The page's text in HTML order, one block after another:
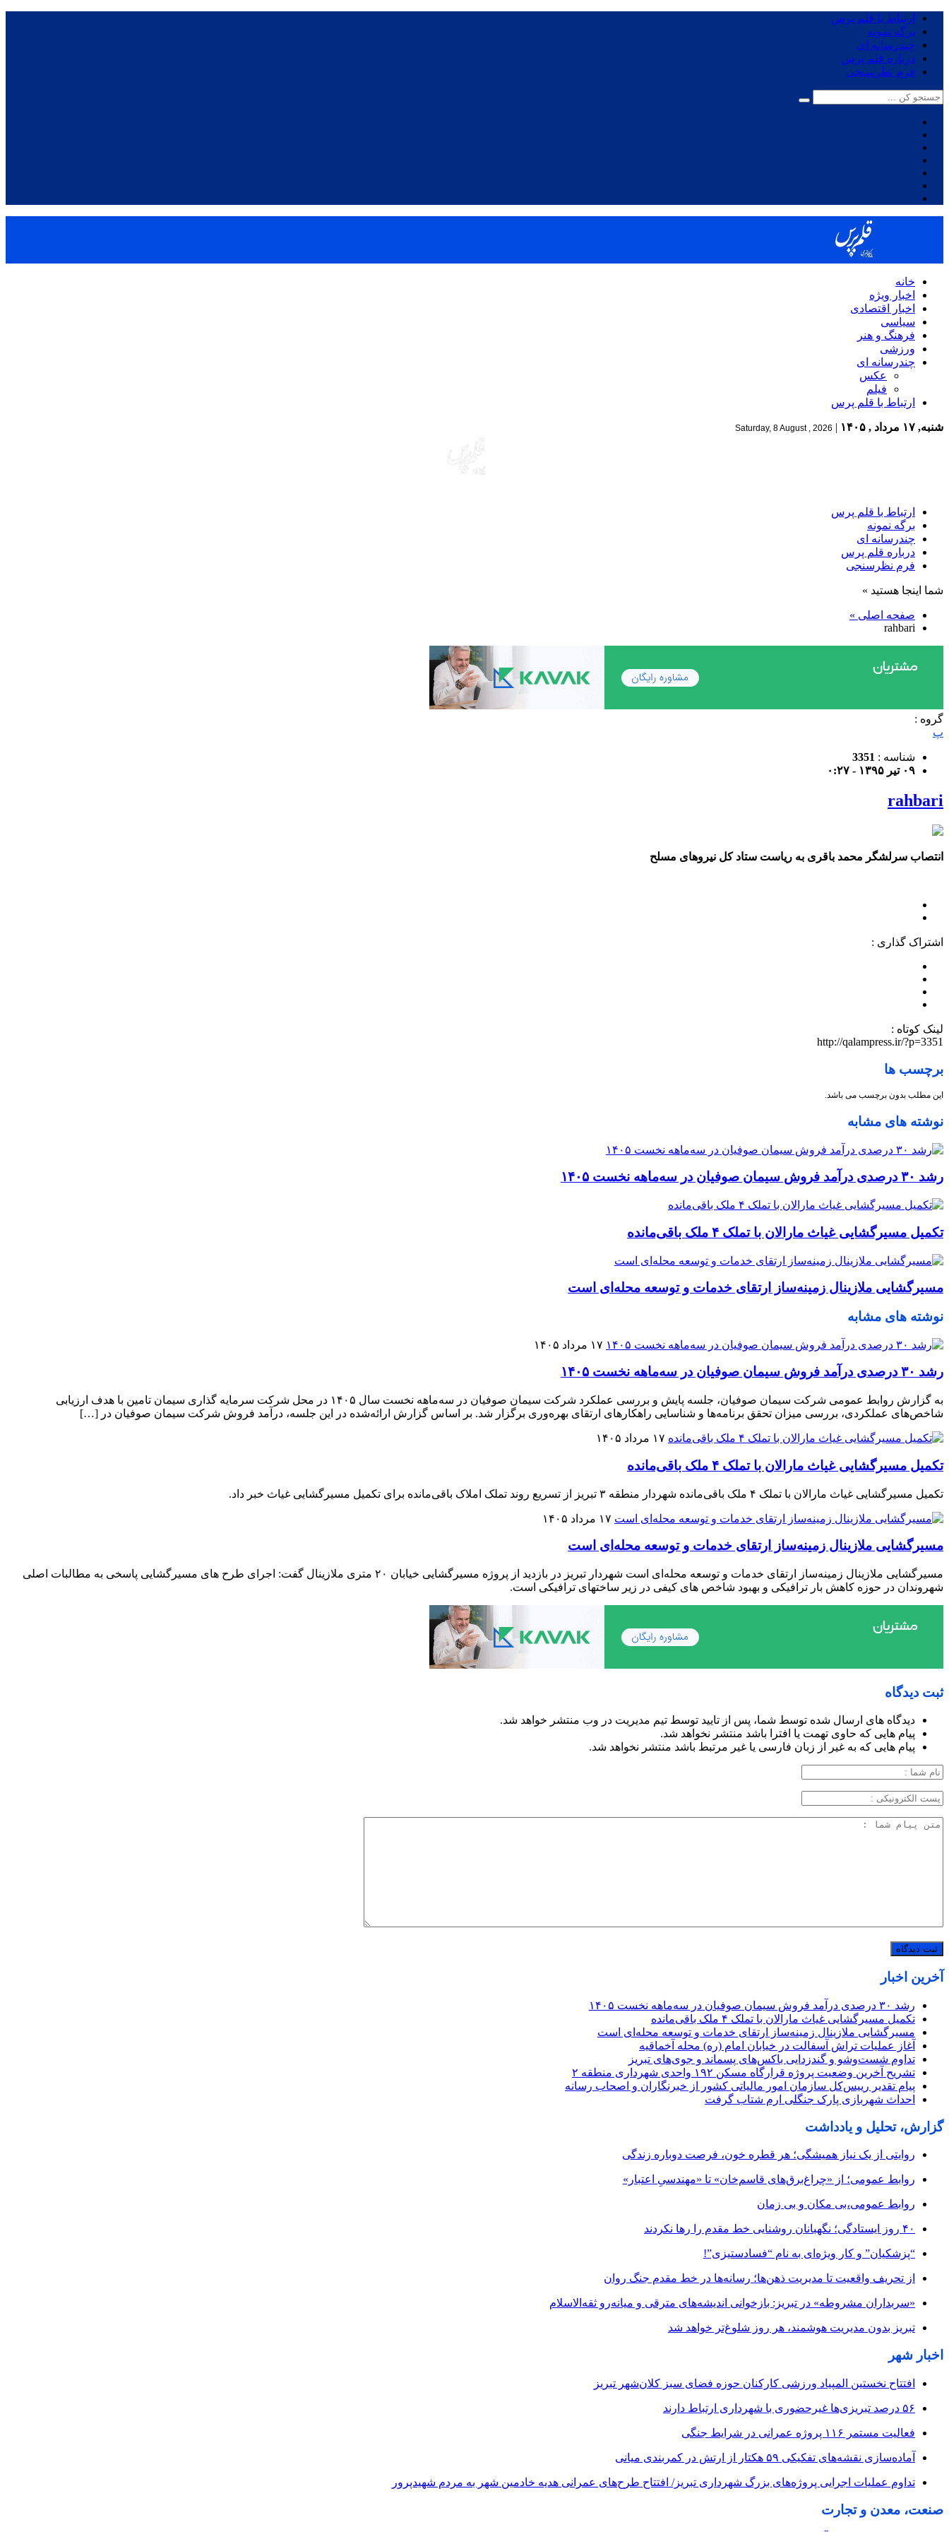
ارتباط با قلم پرس
برگه نمونه
چندرسانه ای
درباره قلم پرس
فرم نظرسنجی
خانه
اخبار ویژه
اخبار اقتصادی
سیاسی
فرهنگ و هنر
ورزشی
چندرسانه ای
عکس
فیلم
ارتباط با قلم پرس
شنبه, ۱۷ مرداد , ۱۴۰۵ |
Saturday, 8 August , 2026
ارتباط با قلم پرس
برگه نمونه
چندرسانه ای
درباره قلم پرس
فرم نظرسنجی
شما اینجا هستید »
صفحه اصلی »
rahbari
گروه :
پ
شناسه : 3351
۰۹ تیر ۱۳۹۵ - ۰:۲۷
rahbari
انتصاب سرلشگر محمد باقری به ریاست ستاد کل نیروهای مسلح
اشتراک گذاری :
لینک کوتاه :
http://qalampress.ir/?p=3351
برچسب ها
این مطلب بدون برچسب می باشد.
نوشته های مشابه
رشد ۳۰ درصدی درآمد فروش سیمان صوفیان در سه‌ماهه نخست ۱۴۰۵
تکمیل مسیرگشایی غیاث مارالان با تملک ۴ ملک باقی‌مانده
مسیرگشایی ملازینال زمینه‌ساز ارتقای خدمات و توسعه محله‌ای است
نوشته های مشابه
۱۷ مرداد ۱۴۰۵
رشد ۳۰ درصدی درآمد فروش سیمان صوفیان در سه‌ماهه نخست ۱۴۰۵
به گزارش روابط عمومی شرکت سیمان صوفیان، جلسه پایش و بررسی عملکرد شرکت سیمان صوفیان در سه‌ماهه نخست سال ۱۴۰۵ در محل شرکت سرمایه گذاری سیمان تامین با هدف ارزیابی
شاخص‌های عملکردی، بررسی میزان تحقق برنامه‌ها و شناسایی راهکارهای ارتقای بهره‌وری برگزار شد. بر اساس گزارش ارائه‌شده در این جلسه، درآمد فروش شرکت سیمان صوفیان در […]
۱۷ مرداد ۱۴۰۵
تکمیل مسیرگشایی غیاث مارالان با تملک ۴ ملک باقی‌مانده
تکمیل مسیرگشایی غیاث مارالان با تملک ۴ ملک باقی‌مانده شهردار منطقه ۳ تبریز از تسریع روند تملک املاک باقی‌مانده برای تکمیل مسیرگشایی غیاث خبر داد.
۱۷ مرداد ۱۴۰۵
مسیرگشایی ملازینال زمینه‌ساز ارتقای خدمات و توسعه محله‌ای است
مسیرگشایی ملازینال زمینه‌ساز ارتقای خدمات و توسعه محله‌ای است شهردار تبریز در بازدید از پروژه مسیرگشایی خیابان ۲۰ متری ملازینال گفت: اجرای طرح های مسیرگشایی پاسخی به مطالبات اصلی
شهروندان در حوزه کاهش بار ترافیکی و بهبود شاخص های کیفی در زیر ساختهای ترافیکی است.
ثبت دیدگاه
دیدگاه های ارسال شده توسط شما، پس از تایید توسط تیم مدیریت در وب منتشر خواهد شد.
پیام هایی که حاوی تهمت یا افترا باشد منتشر نخواهد شد.
پیام هایی که به غیر از زبان فارسی یا غیر مرتبط باشد منتشر نخواهد شد.
آخرین اخبار
رشد ۳۰ درصدی درآمد فروش سیمان صوفیان در سه‌ماهه نخست ۱۴۰۵
تکمیل مسیرگشایی غیاث مارالان با تملک ۴ ملک باقی‌مانده
مسیرگشایی ملازینال زمینه‌ساز ارتقای خدمات و توسعه محله‌ای است
آغاز عملیات تراش آسفالت در خیابان امام (ره) محله آخماقیه
تداوم شست‌وشو و گندزدایی باکس‌های پسماند و جوی‌های تبریز
تشریح آخرین وضعیت پروژه قرارگاه مسکن ۱۹۲ واحدی شهرداری منطقه ۲
پیام تقدیر رییس‌کل سازمان امور مالیاتی کشور از خبرنگاران و اصحاب رسانه
احداث شهربازی پارک جنگلی ارم شتاب گرفت
گزارش، تحلیل و یادداشت
روایتی از یک نیاز همیشگی؛ هر قطره خون، فرصت دوباره زندگی
روابط عمومی؛ از «چراغ‌برق‌های قاسم‌خان» تا «مهندسیِ اعتبار»
روابط عمومی،بی مکان و بی زمان
۴۰ روز ایستادگی؛ نگهبانان روشنایی خط مقدم را رها نکردند
“پزشکیان” و کار ویژه‌ای به نام “فسادستیزی”!
از تحریف واقعیت تا مدیریت ذهن‌ها؛ رسانه‌ها در خط مقدم جنگ روان
«سربداران مشروطه» در تبریز: بازخوانی اندیشه‌های مترقی و میانه‌رو ثقه‌الاسلام
تبریز بدون مدیریت هوشمند، هر روز شلوغ‌تر خواهد شد
اخبار شهر
افتتاح نخستین المپیاد ورزشی کارکنان حوزه فضای سبز کلان‌شهر تبریز
۵۶ درصد تبریزی‌ها غیرحضوری با شهرداری ارتباط دارند
فعالیت مستمر ۱۱۶ پروژه عمرانی در شرایط جنگی
آماده‌سازی نقشه‌های تفکیکی ۵۹ هکتار از ارتش در کمربندی میانی
تداوم عملیات اجرایی پروژه‌های بزرگ شهرداری تبریز/ افتتاح طرح‌های عمرانی هدیه خادمین شهر به مردم شهیدپرور
صنعت، معدن و تجارت